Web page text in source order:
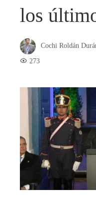
los
Cochi Roldán
273